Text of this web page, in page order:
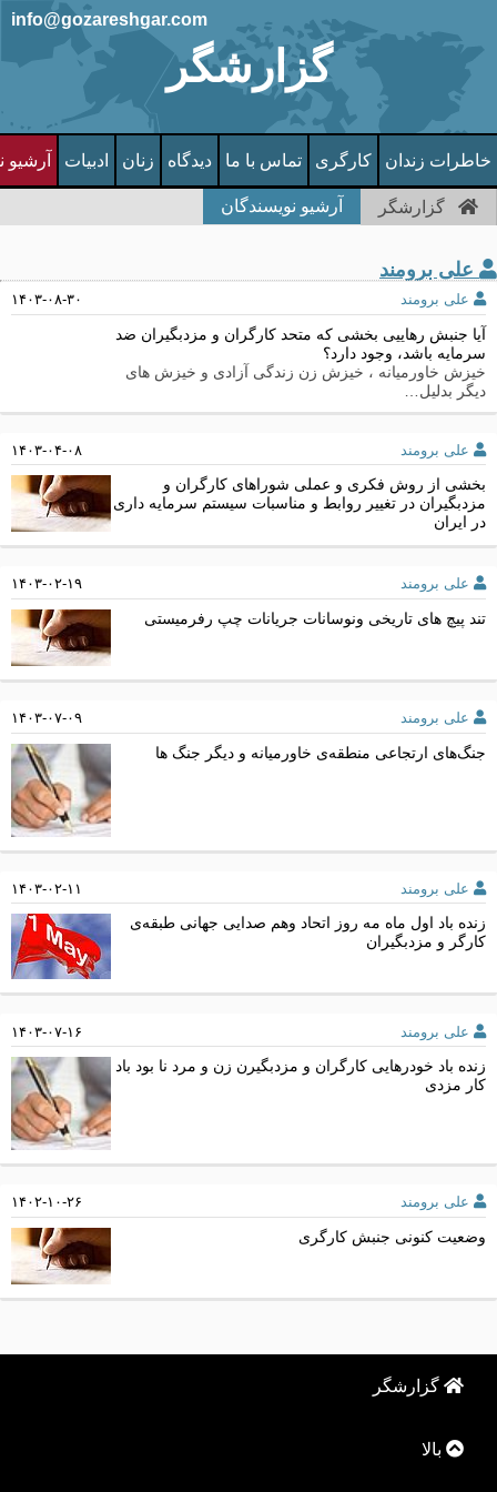
گزارشگر
info@gozareshgar.com
خاطرات زندان کارگری تماس با ما دیدگاه زنان ادبیات آرشیو
گزارشگر آرشیو نویسندگان
علی برومند
علی برومند ۱۴۰۳-۰۸-۳۰
آیا جنبش رهاییی بخشی که متحد کارگران و مزدبگیران ضد
سرمایه باشد، وجود دارد؟
خیزش خاورمیانه ، خیزش زن زندگی آزادی و خیزش های
دیگر بدلیل…
علی برومند ۱۴۰۳-۰۴-۰۸
بخشی از روش فکری و عملی شوراهای کارگران و
مزدبگیران در تغییر روابط و مناسبات سیستم سرمایه داری
در ایران
علی برومند ۱۴۰۳-۰۲-۱۹
تند پیچ های تاریخی ونوسانات جریانات چپ رفرمیستی
علی برومند ۱۴۰۳-۰۷-۰۹
جنگ‌های ارتجاعی منطقه‌ی خاورمیانه و دیگر جنگ ها
علی برومند ۱۴۰۳-۰۲-۱۱
زنده باد اول ماه مه روز اتحاد وهم صدایی جهانی طبقه‌ی
کارگر و مزدبگیران
علی برومند ۱۴۰۳-۰۷-۱۶
زنده باد خودرهایی کارگران و مزدبگیرن زن و مرد نا بود باد
کار مزدی
علی برومند ۱۴۰۲-۱۰-۲۶
وضعیت کنونی جنبش کارگری
گزارشگر
بالا